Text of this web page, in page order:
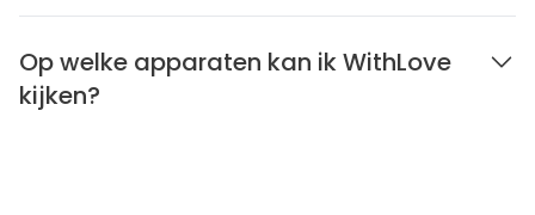
Op welke apparaten kan ik WithLove
kijken?